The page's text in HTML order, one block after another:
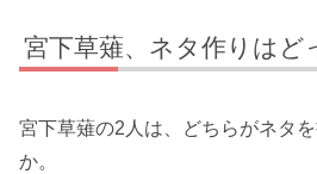
宮下草薙、ネタ作りはど
宮下草薙の2人は、どちらがネタ
か。